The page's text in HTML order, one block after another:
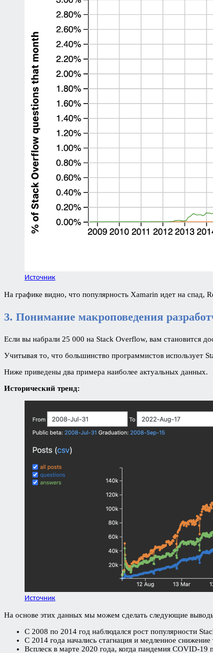
Источник
На графике видно, что популярность Xamarin идет на спад,
3. Понимание макроповедения
Если вы набрали 25 000 на Stack Overflow, вам становится
Учитывая то, что большинство программистов использует
Ниже приведены два примера наиболее актуальных данных.
Исторический тренд:
Источник
На основе этих данных мы можем сделать следующие
С 2008 по 2014 год наблюдался рост популярности
С 2014 года начались стагнация и медленное снижение
Всплеск в марте 2020 года, когда пандемия COVID-19